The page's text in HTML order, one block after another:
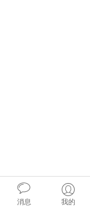
消息 我的